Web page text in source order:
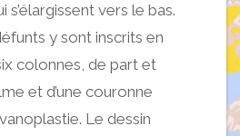
s’élargissent vers le bas.
y sont inscrits en
colonnes, de part et
et d’une couronne
Le dessin